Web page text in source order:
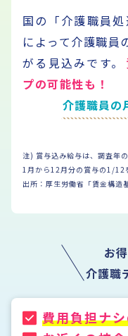
国の「介護職員
によって介護職員
がる見込みです。
プの可能性も！
介護職員の
注) 賞与込み給与は、調査年
1月から12月分の賞与の1/12
出所：厚生労働省「賃金構造
お
介護職
費用負担ナ